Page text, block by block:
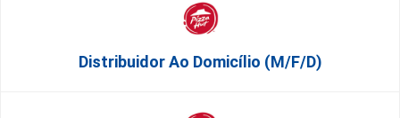
Distribuidor Ao Domicílio (m/f/d)